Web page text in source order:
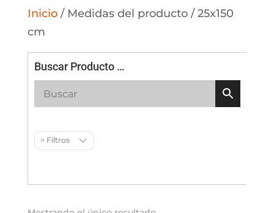
Inicio/ Medidas del producto / 25x150
cm
Buscar Producto …
= Filtros